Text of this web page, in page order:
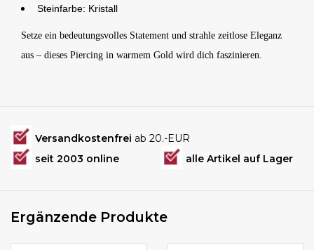
Steinfarbe: Kristall
Setze ein bedeutungsvolles Statement und strahle zeitlose Eleganz
aus – dieses Piercing in warmem Gold wird dich faszinieren.
Versandkostenfrei ab 20.-EUR
seit 2003 online
alle Artikel auf Lager
Ergänzende Produkte